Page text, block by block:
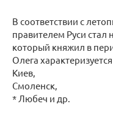
В соответствии с
правителем Руси стал
который княжил в
Олега
Киев,
Смоленск,
* Любеч и др.